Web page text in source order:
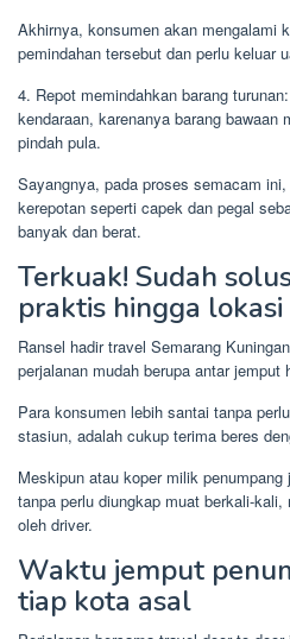
Akhirnya, konsumen akan mengalami
pemindahan tersebut dan perlu keluar
4. Repot memindahkan barang
kendaraan, karenanya barang bawaan
pindah pula.
Sayangnya, pada proses semacam
kerepotan seperti capek dan pegal
banyak dan berat.
Terkuak! Sudah
praktis hingga lokasi
Ransel hadir travel Semarang
perjalanan mudah berupa antar jemput
Para konsumen lebih santai tanpa
stasiun, adalah cukup terima beres
Meskipun atau koper milik
tanpa perlu diungkap muat berkali-
oleh driver.
Waktu jemput
tiap kota asal